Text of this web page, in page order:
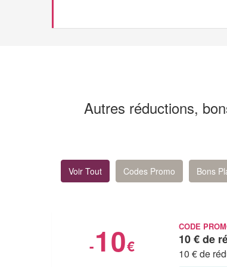
Autres réductions,
Voir Tout Codes Promo Bons
-10€
CODE
10 € de
10 € de